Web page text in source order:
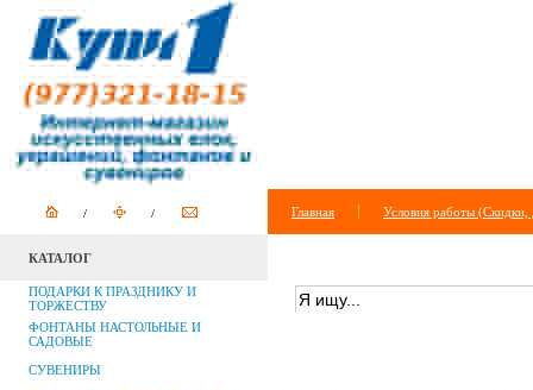
Главная Условия работы (Скидки,
КАТАЛОГ
ПОДАРКИ К ПРАЗДНИКУ И
ТОРЖЕСТВУ
ФОНТАНЫ НАСТОЛЬНЫЕ И
САДОВЫЕ
СУВЕНИРЫ